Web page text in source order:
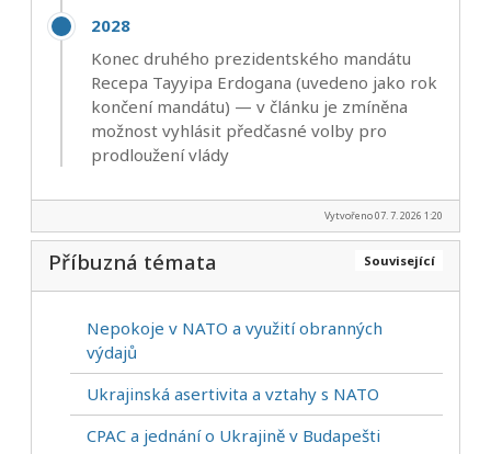
2028
Konec druhého prezidentského mandátu
Recepa Tayyipa Erdogana (uvedeno jako rok
končení mandátu) — v článku je zmíněna
možnost vyhlásit předčasné volby pro
prodloužení vlády
Vytvořeno 07. 7. 2026 1:20
Související
Příbuzná témata
Nepokoje v NATO a využití obranných
výdajů
Ukrajinská asertivita a vztahy s NATO
CPAC a jednání o Ukrajině v Budapešti